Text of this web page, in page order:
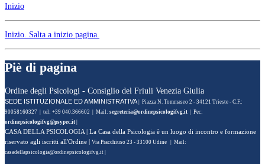
Inizio
Inizio . Salta a inizio pagina.
Piè di pagina
Ordine degli Psicologi - Consiglio del Friuli Venezia Giulia
SEDE ISTITUZIONALE ED AMMINISTRATIVA
| Piazza N. Tommaseo 2 - 34121 Trieste - C.F.:
90058160327 | tel: +39 040.366602 | Mail:
| Pec:
CASA DELLA PSICOLOGIA | La Casa della Psicologia è un luogo di incontro e formazione
riservato agli iscritti all'Ordine |
Via Pracchiuso 23 - 33100 Udine | Mail: